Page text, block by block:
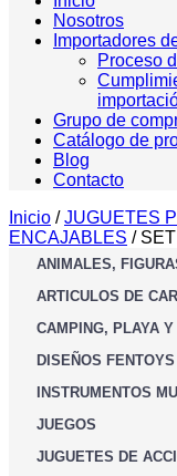
Nosotros
Importadores
Proceso
Grupo de
Catálogo de
Blog
Contacto
Inicio /JUGUETES
ENCAJABLES /
ANIMALES,
ARTICULOS DE
CAMPING, PLAYA
DISEÑOS FENTOYS
INSTRUMENTOS
JUEGOS
JUGUETES DE